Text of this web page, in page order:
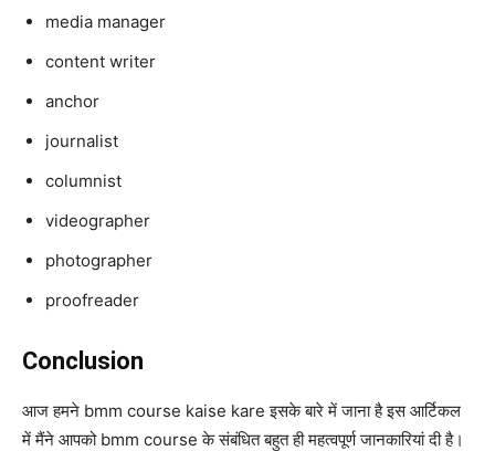
media manager
content writer
anchor
journalist
columnist
videographer
photographer
proofreader
Conclusion
आज हमने bmm course kaise kare इसके बारे में जाना है इस आर्टिकल
में मैंने आपको bmm course के संबंधित बहुत ही महत्वपूर्ण जानकारियां दी है।